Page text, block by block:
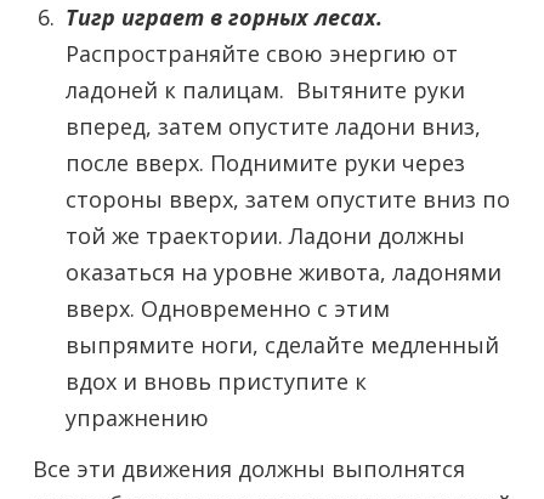
Тигр играет в горных лесах.
Распространяйте свою энергию от
ладоней к палицам. Вытяните руки
вперед, затем опустите ладони вниз,
после вверх. Поднимите руки через
стороны вверх, затем опустите вниз по
той же траектории. Ладони должны
оказаться на уровне живота, ладонями
вверх. Одновременно с этим
выпрямите ноги, сделайте медленный
вдох и вновь приступите к
упражнению
Все эти движения должны выполнятся